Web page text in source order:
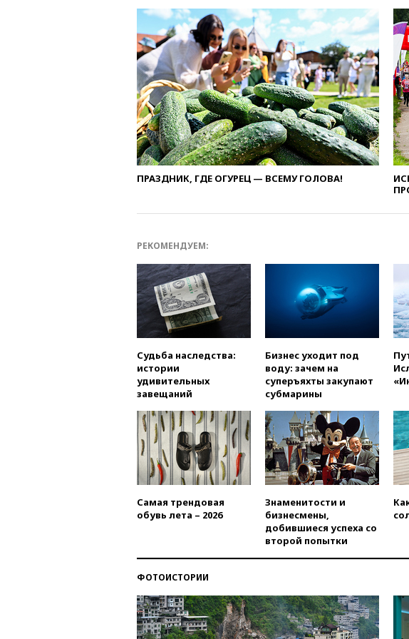
ПРАЗДНИК, ГДЕ ОГУРЕЦ — ВСЕМУ ГОЛОВА!
РЕКОМЕНДУЕМ:
Судьба наследства:
истории
удивительных
завещаний
Бизнес уходит под
воду: зачем на
суперъяхты закупают
субмарины
Самая трендовая
обувь лета – 2026
Знаменитости и
бизнесмены,
добившиеся успеха со
второй попытки
ФОТОИСТОРИИ